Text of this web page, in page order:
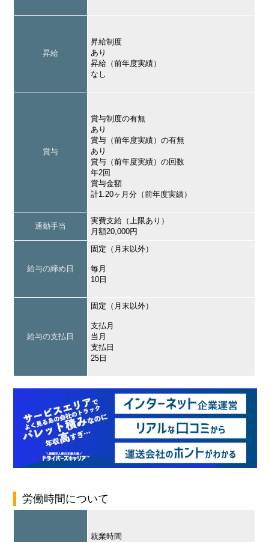
昇給
昇給制度
あり
昇給（前年度実績）
なし
賞与
賞与制度の有無
あり
賞与（前年度実績）の有無
あり
賞与（前年度実績）の回数
年2回
賞与金額
計1.20ヶ月分（前年度実績）
通勤手当
実費支給（上限あり）
月額20,000円
給与の締め日
固定（月末以外）
毎月
10日
給与の支払日
固定（月末以外）
支払月
当月
支払日
25日
労働時間について
就業時間